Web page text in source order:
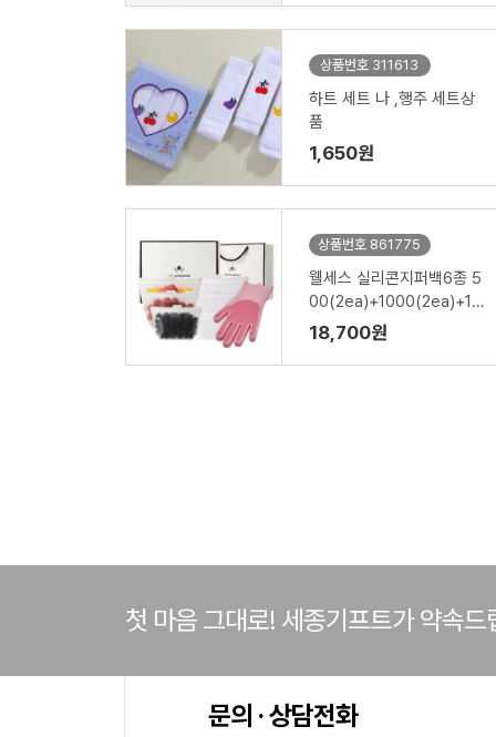
상품번호 311613
하트 세트 나 ,행주 세트상
품
1,650원
상품번호 861775
웰세스 실리콘지퍼백6종 5
00(2ea)+1000(2ea)+15
00ml(2ea)+실리콘 브러
시 설거지 수세미 일체형 고
무장갑 1P 세트
18,700원
첫 마음 그대로! 세종기프트가 약속드
문의 · 상담전화